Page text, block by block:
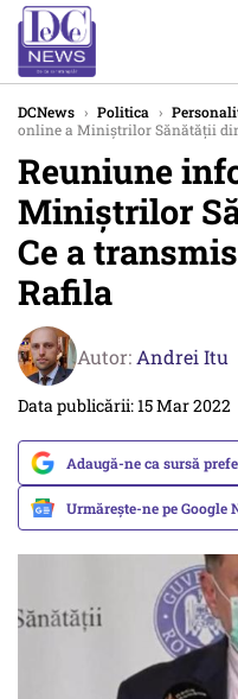
DCNews › Politica ›
online a Miniștrilor Sănătății
Reuniune
Miniștrilor
Ce a
Rafila
Autor: Andrei Itu
Data publicării: 15 Mar 2022
Adaugă-ne ca sursă
Urmărește-ne pe Google